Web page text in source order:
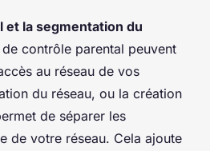
et la segmentation du
contrôle parental peuvent
au réseau de vos
du réseau, ou la création
de séparer les
de votre réseau. Cela ajoute